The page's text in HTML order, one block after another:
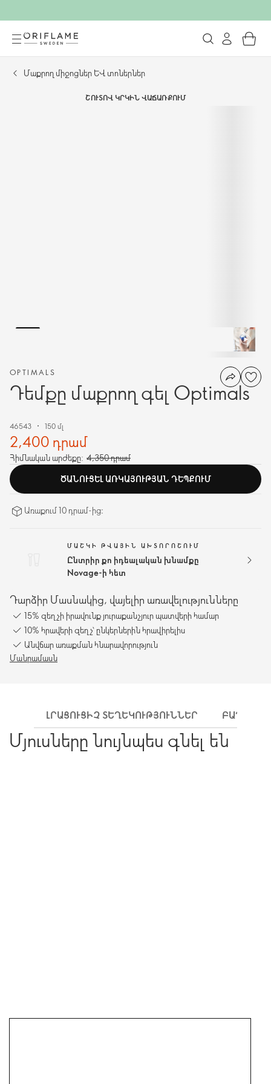
Մաքրող միջոցներ և տոներներ
ՇՈՒՏՈՎ ԿՐԿԻՆ ՎԱՃԱՌՔՈՒՄ
OPTIMALS
Դեմքը մաքրող գել Optimals
46543 150 մլ
2,400 դրամ
Հիմնական արժեքը: 4,350 դրամ
ԾԱՆՈՒՑԵԼ ԱՌԿԱՅՈՒԹՅԱՆ ԴԵՊՔՈՒՄ
Առաքում 10 դրամ-ից։
ՄԱՇԿԻ ԹՎԱՅԻՆ ԱԽՏՈՐՈՇՈՒՄ
Ընտրիր քո իդեալական խնամքը
Novage-ի հետ
Դարձիր Մասնակից, վայելիր առավելությունները
15% զեղչի իրավունք յուրաքանչյուր պատվերի համար
10% հրավերի զեղչ՝ ընկերներին հրավիրելիս
Անվճար առաքման հնարավորություն
Մանրամասն
ԼՐԱՑՈՒՑԻՉ ՏԵՂԵԿՈՒԹՅՈՒՆՆԵՐ
Մյուսները նույնպես գնել են